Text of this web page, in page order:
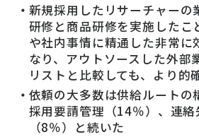
新規採用したリサーチャーの
研修と商品研修を実施したこ
や社内事情に精通した非常に
なり、アウトソースした外部
リストと比較しても、より的
依頼の大多数は供給ルートの
採用要請管理（14％）、連
（8％）と続いた